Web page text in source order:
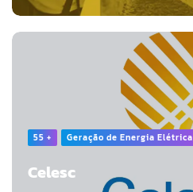
55 + Geração de Energia Elétrica
Celesc